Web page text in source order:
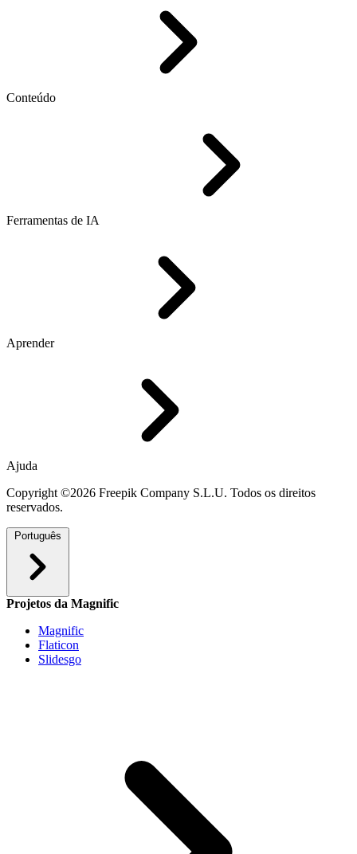
Conteúdo
Ferramentas de IA
Aprender
Ajuda
Copyright ©2026 Freepik Company S.L.U. Todos os direitos
reservados.
Português
Projetos da Magnific
Magnific
Flaticon
Slidesgo